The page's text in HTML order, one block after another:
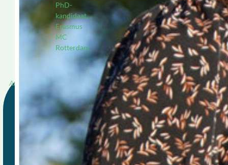
Redactie, OBPL
PhD-
kandidaat,
Erasmus
MC
Rotterdam